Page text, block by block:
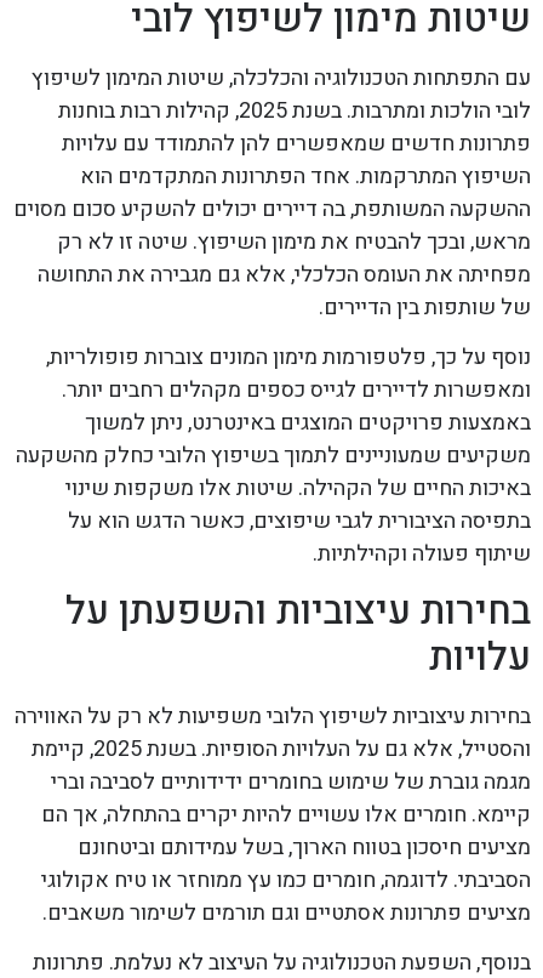
שיטות מימון לשיפוץ לובי
עם התפתחות הטכנולוגיה והכלכלה, שיטות המימון לשיפוץ
לובי הולכות ומתרבות. בשנת 2025, קהילות רבות בוחנות
פתרונות חדשים שמאפשרים להן להתמודד עם עלויות
השיפוץ המתרקמות. אחד הפתרונות המתקדמים הוא
ההשקעה המשותפת, בה דיירים יכולים להשקיע סכום מסוים
מראש, ובכך להבטיח את מימון השיפוץ. שיטה זו לא רק
מפחיתה את העומס הכלכלי, אלא גם מגבירה את התחושה
של שותפות בין הדיירים.
נוסף על כך, פלטפורמות מימון המונים צוברות פופולריות,
ומאפשרות לדיירים לגייס כספים מקהלים רחבים יותר.
באמצעות פרויקטים המוצגים באינטרנט, ניתן למשוך
משקיעים שמעוניינים לתמוך בשיפוץ הלובי כחלק מהשקעה
באיכות החיים של הקהילה. שיטות אלו משקפות שינוי
בתפיסה הציבורית לגבי שיפוצים, כאשר הדגש הוא על
שיתוף פעולה וקהילתיות.
בחירות עיצוביות והשפעתן על
עלויות
בחירות עיצוביות לשיפוץ הלובי משפיעות לא רק על האווירה
והסטייל, אלא גם על העלויות הסופיות. בשנת 2025, קיימת
מגמה גוברת של שימוש בחומרים ידידותיים לסביבה וברי
קיימא. חומרים אלו עשויים להיות יקרים בהתחלה, אך הם
מציעים חיסכון בטווח הארוך, בשל עמידותם וביטחונם
הסביבתי. לדוגמה, חומרים כמו עץ ממוחזר או טיח אקולוגי
מציעים פתרונות אסתטיים וגם תורמים לשימור משאבים.
בנוסף, השפעת הטכנולוגיה על העיצוב לא נעלמת. פתרונות